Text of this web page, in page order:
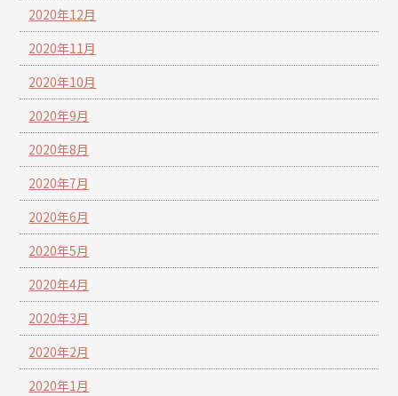
2020年12月
2020年11月
2020年10月
2020年9月
2020年8月
2020年7月
2020年6月
2020年5月
2020年4月
2020年3月
2020年2月
2020年1月